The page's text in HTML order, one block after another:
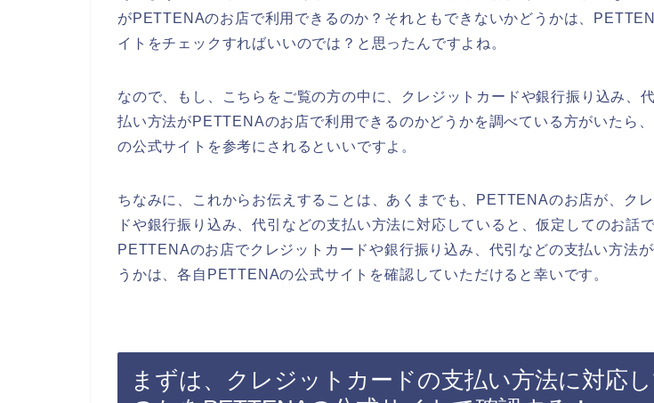
がPETTENAのお店で利用できるのか？それともできないかどうかは、
イトをチェックすればいいのでは？と思ったんですよね。
なので、もし、こちらをご覧の方の中に、クレジットカードや銀行振り込み、
払い方法がPETTENAのお店で利用できるのかどうかを調べている方がいたら
の公式サイトを参考にされるといいですよ。
ちなみに、これからお伝えすることは、あくまでも、PETTENAのお店が、ク
ドや銀行振り込み、代引などの支払い方法に対応していると、仮定してのお話
PETTENAのお店でクレジットカードや銀行振り込み、代引などの支払い方法
うかは、各自PETTENAの公式サイトを確認していただけると幸いです。
まずは、クレジットカードの支払い方法に対応